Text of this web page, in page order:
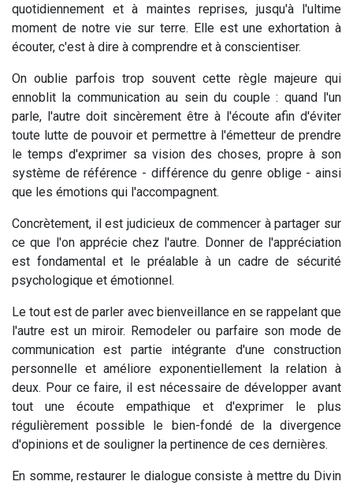
quotidiennement et à maintes reprises, jusqu'à l'ultime
moment de notre vie sur terre. Elle est une exhortation à
écouter, c'est à dire à comprendre et à conscientiser.
On oublie parfois trop souvent cette règle majeure qui
ennoblit la communication au sein du couple : quand l'un
parle, l'autre doit sincèrement être à l'écoute afin d'éviter
toute lutte de pouvoir et permettre à l'émetteur de prendre
le temps d'exprimer sa vision des choses, propre à son
système de référence - différence du genre oblige - ainsi
que les émotions qui l'accompagnent.
Concrètement, il est judicieux de commencer à partager sur
ce que l'on apprécie chez l'autre. Donner de l'appréciation
est fondamental et le préalable à un cadre de sécurité
psychologique et émotionnel.
Le tout est de parler avec bienveillance en se rappelant que
l'autre est un miroir. Remodeler ou parfaire son mode de
communication est partie intégrante d'une construction
personnelle et améliore exponentiellement la relation à
deux. Pour ce faire, il est nécessaire de développer avant
tout une écoute empathique et d'exprimer le plus
régulièrement possible le bien-fondé de la divergence
d'opinions et de souligner la pertinence de ces dernières.
En somme, restaurer le dialogue consiste à mettre du Divin